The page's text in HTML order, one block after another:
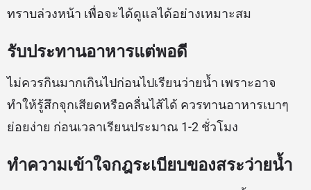
ทราบล่วงหน้า เพื่อจะได้ดูแลได้อย่างเหมาะสม
รับประทานอาหารแต่พอดี
ไม่ควรกินมากเกินไปก่อนไปเรียนว่ายน้ำ เพราะอาจ
ทำให้รู้สึกจุกเสียดหรือคลื่นไส้ได้ ควรทานอาหารเบาๆ
ย่อยง่าย ก่อนเวลาเรียนประมาณ 1-2 ชั่วโมง
ทำความเข้าใจกฎระเบียบของสระว่ายน้ำ